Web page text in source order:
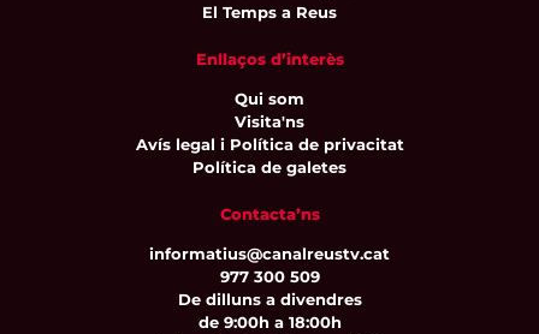
El Temps a Reus
Enllaços d’interès
Qui som
Visita'ns
Avís legal i Política de privacitat
Política de galetes
Contacta’ns
informatius@canalreustv.cat
977 300 509
De dilluns a divendres
de 9:00h a 18:00h